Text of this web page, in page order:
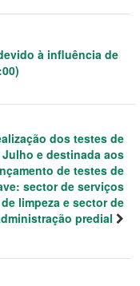
à influência de
dos testes de
e destinada aos
de testes de
sector de serviços
limpeza e sector de
predial